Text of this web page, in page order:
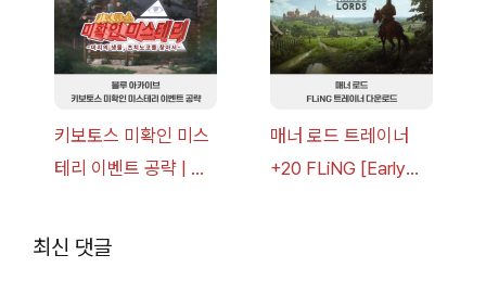
키보토스 미확인 미스
테리 이벤트 공략 | 블
매너 로드 트레이너
+20 FLiNG [Early
최신 댓글